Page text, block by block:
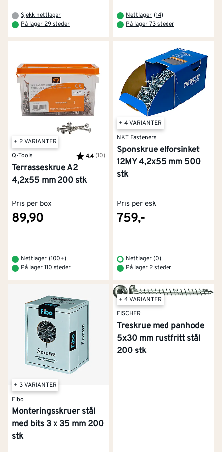
Sjekk nettlager
På lager 29 steder
Nettlager (14)
På lager 73 steder
+ 2 VARIANTER
Q-Tools
Karakter:
4.4 (10) av 5 mulige
Terrasseskrue A2
4,2x55 mm 200 stk
Pris per box
89,90
Nettlager (100+)
På lager 110 steder
+ 4 VARIANTER
NKT Fasteners
Sponskrue elforsinket
12MY 4,2x55 mm 500
stk
Pris per esk
759,-
Nettlager (0)
På lager 2 steder
+ 3 VARIANTER
Fibo
Monteringsskruer stål
med bits 3 x 35 mm 200
stk
+ 4 VARIANTER
FISCHER
Treskrue med panhode
5x30 mm rustfritt stål
200 stk